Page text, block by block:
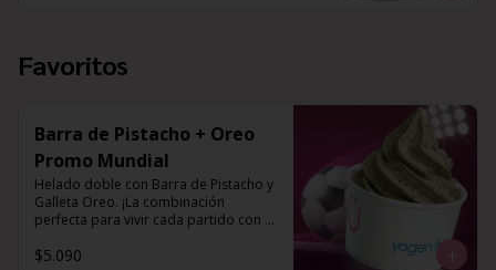
Favoritos
Barra de Pistacho + Oreo
Promo Mundial
Helado doble con Barra de Pistacho y
Galleta Oreo. ¡La combinación
perfecta para vivir cada partido con el
$5.090